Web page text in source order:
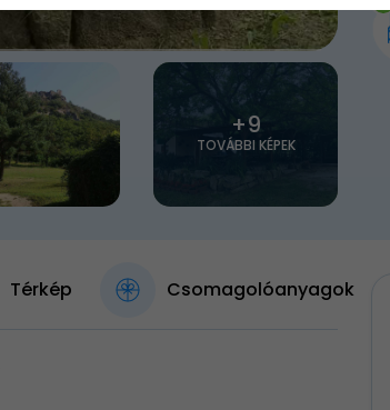
+9
TOVÁBBI KÉPEK
Térkép Csomagolóanyagok